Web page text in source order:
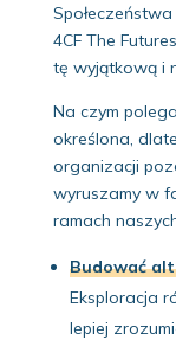
4CF The
tę wyjątkową i
Na czym
określona,
organizacji
wyruszamy w
ramach
Budować
Eksploracja
lepiej